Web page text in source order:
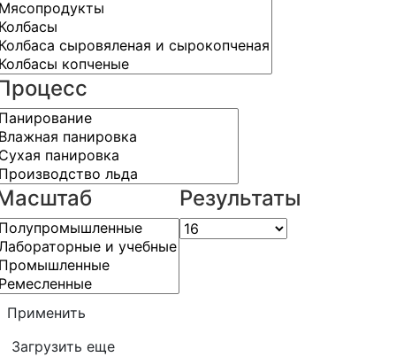
Результаты
Применить
Загрузить еще